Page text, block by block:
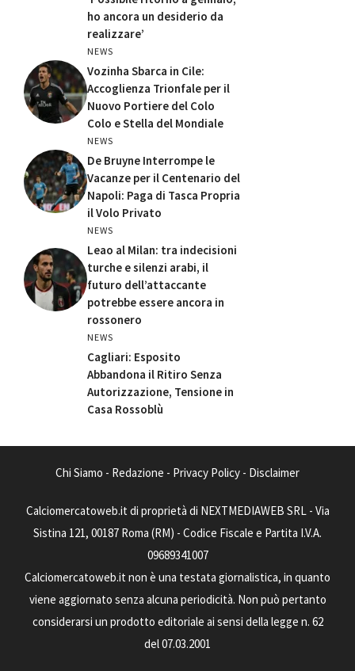
ho ancora un desiderio da
realizzare’
NEWS
Vozinha Sbarca in Cile:
Accoglienza Trionfale per il
Nuovo Portiere del Colo
Colo e Stella del Mondiale
NEWS
De Bruyne Interrompe le
Vacanze per il Centenario del
Napoli: Paga di Tasca Propria
il Volo Privato
NEWS
Leao al Milan: tra indecisioni
turche e silenzi arabi, il
futuro dell’attaccante
potrebbe essere ancora in
rossonero
NEWS
Cagliari: Esposito
Abbandona il Ritiro Senza
Autorizzazione, Tensione in
Casa Rossoblù
Chi Siamo - Redazione - Privacy Policy - Disclaimer
Calciomercatoweb.it di proprietà di NEXTMEDIAWEB SRL - Via
Sistina 121, 00187 Roma (RM) - Codice Fiscale e Partita I.V.A.
09689341007
Calciomercatoweb.it non è una testata giornalistica, in quanto
viene aggiornato senza alcuna periodicità. Non può pertanto
considerarsi un prodotto editoriale ai sensi della legge n. 62
del 07.03.2001